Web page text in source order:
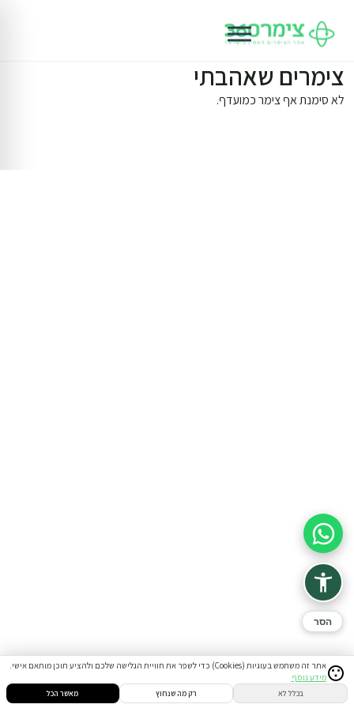
צימרים שאהבתי
לא סימנת אף צימר כמועדף.
אתר זה משתמש בעוגיות (Cookies) כדי לשפר את חוויית הגלישה שלכם ולהציע תוכן מותאם אישי.
מידע נוסף
בכלל לא רק מה שנחוץ מאשר הכל
סיוע בהזמנה
הסר